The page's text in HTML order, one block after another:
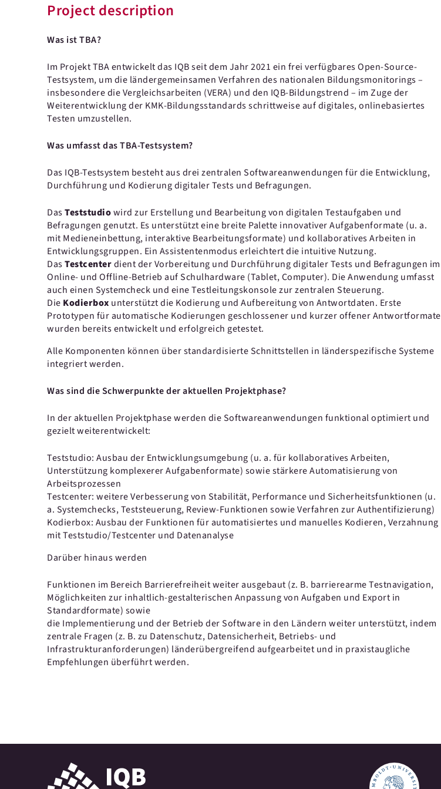
Project description
Was ist TBA?
Im Projekt TBA entwickelt das IQB seit dem Jahr 2021 ein frei verfügbares Open-Source-
Testsystem, um die ländergemeinsamen Verfahren des nationalen Bildungsmonitorings –
insbesondere die Vergleichsarbeiten (VERA) und den IQB-Bildungstrend – im Zuge der
Weiterentwicklung der KMK-Bildungsstandards schrittweise auf digitales, onlinebasiertes
Testen umzustellen.
Was umfasst das TBA-Testsystem?
Das IQB-Testsystem besteht aus drei zentralen Softwareanwendungen für die Entwicklung,
Durchführung und Kodierung digitaler Tests und Befragungen.
DasTeststudiowird zur Erstellung und Bearbeitung von digitalen Testaufgaben und
Befragungen genutzt. Es unterstützt eine breite Palette innovativer Aufgabenformate (u. a.
mit Medieneinbettung, interaktive Bearbeitungsformate) und kollaboratives Arbeiten in
Entwicklungsgruppen. Ein Assistentenmodus erleichtert die intuitive Nutzung.
DasTestcenterdient der Vorbereitung und Durchführung digitaler Tests und Befragungen im
Online- und Offline-Betrieb auf Schulhardware (Tablet, Computer). Die Anwendung umfasst
auch einen Systemcheck und eine Testleitungskonsole zur zentralen Steuerung.
Die Kodierbox unterstützt die Kodierung und Aufbereitung von Antwortdaten. Erste
Prototypen für automatische Kodierungen geschlossener und kurzer offener Antwortformate
wurden bereits entwickelt und erfolgreich getestet.
Alle Komponenten können über standardisierte Schnittstellen in länderspezifische Systeme
integriert werden.
Was sind die Schwerpunkte der aktuellen Projektphase?
In der aktuellen Projektphase werden die Softwareanwendungen funktional optimiert und
gezielt weiterentwickelt:
Teststudio: Ausbau der Entwicklungsumgebung (u. a. für kollaboratives Arbeiten,
Unterstützung komplexerer Aufgabenformate) sowie stärkere Automatisierung von
Arbeitsprozessen
Testcenter: weitere Verbesserung von Stabilität, Performance und Sicherheitsfunktionen (u.
a. Systemchecks, Teststeuerung, Review-Funktionen sowie Verfahren zur Authentifizierung)
Kodierbox: Ausbau der Funktionen für automatisiertes und manuelles Kodieren, Verzahnung
mit Teststudio/Testcenter und Datenanalyse
Darüber hinaus werden
Funktionen im Bereich Barrierefreiheit weiter ausgebaut (z. B. barrierearme Testnavigation,
Möglichkeiten zur inhaltlich-gestalterischen Anpassung von Aufgaben und Export in
Standardformate) sowie
die Implementierung und der Betrieb der Software in den Ländern weiter unterstützt, indem
zentrale Fragen (z. B. zu Datenschutz, Datensicherheit, Betriebs- und
Infrastrukturanforderungen) länderübergreifend aufgearbeitet und in praxistaugliche
Empfehlungen überführt werden.